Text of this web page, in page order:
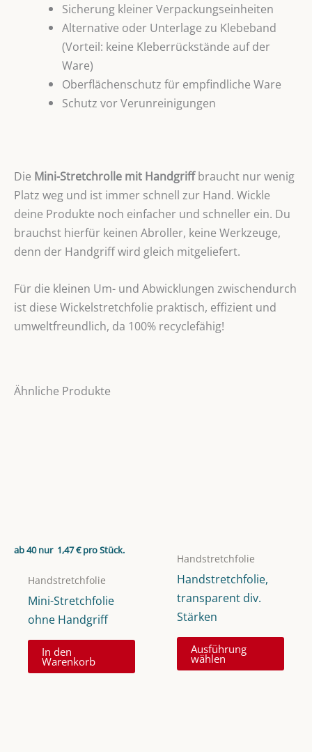
Sicherung kleiner Verpackungseinheiten
Alternative oder Unterlage zu Klebeband
(Vorteil: keine Kleberrückstände auf der
Ware)
Oberflächenschutz für empfindliche Ware
Schutz vor Verunreinigungen
Die Mini-Stretchrolle mit Handgriffbraucht nur wenig
Platz weg und ist immer schnell zur Hand. Wickle
deine Produkte noch einfacher und schneller ein. Du
brauchst hierfür keinen Abroller, keine Werkzeuge,
denn der Handgriff wird gleich mitgeliefert.
Für die kleinen Um- und Abwicklungen zwischendurch
ist diese Wickelstretchfolie praktisch, effizient und
umweltfreundlich, da 100% recyclefähig!
Ähnliche Produkte
ab 40 nur 1,47€pro Stück.
Handstretchfolie
Mini-Stretchfolie
ohne Handgriff
In den
Warenkorb
Handstretchfolie
Handstretchfolie,
transparent div.
Stärken
Ausführung
wählen